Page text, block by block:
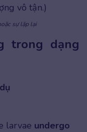
vô tận.)
sự lặp lại
trong dạng
larvae undergo